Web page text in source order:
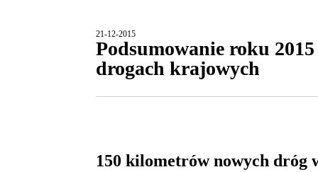
21-12-2015
Podsumowanie roku
drogach krajowych
150 kilometrów nowych dróg